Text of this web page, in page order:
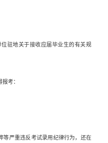
驻地关于接收应届毕业生的有关规
考：
等严重违反考试录用纪律行为，还在